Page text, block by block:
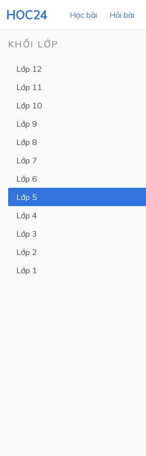
HOC24 Học bài Hỏi bài
Lớp 7
Lớp 6
KHỐI LỚP
Lớp 12
Lớp 11
Lớp 10
Lớp 9
Lớp 8
Lớp 7
Lớp 6
Lớp 5
Lớp 4
Lớp 3
Lớp 2
Lớp 1